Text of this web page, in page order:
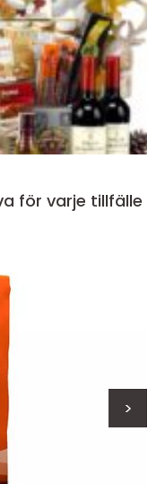
för varje tillfälle
>